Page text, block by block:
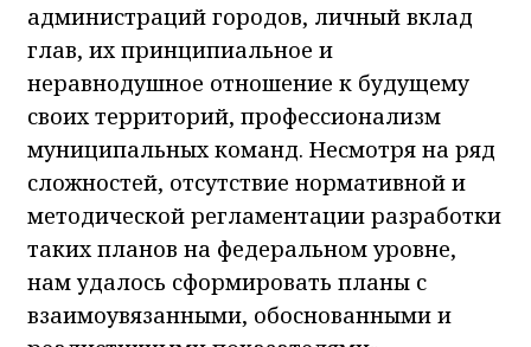
администраций городов, личный вклад
глав, их принципиальное и
неравнодушное отношение к будущему
своих территорий, профессионализм
муниципальных команд. Несмотря на ряд
сложностей, отсутствие нормативной и
методической регламентации разработки
таких планов на федеральном уровне,
нам удалось сформировать планы с
взаимоувязанными, обоснованными и